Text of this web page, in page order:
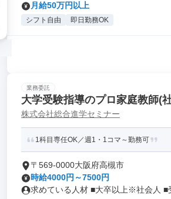
月給50万円以上
シフト自由 即日勤務OK
業務委託
大学受験指導のプロ家庭教師(
株式会社総合進学セミナー
1科目専任OK／週1・1コマ～勤務可
〒569-0000大阪府高槻市
時給4000円～7500円
求めている人材 ■大卒以上※社会人 ■